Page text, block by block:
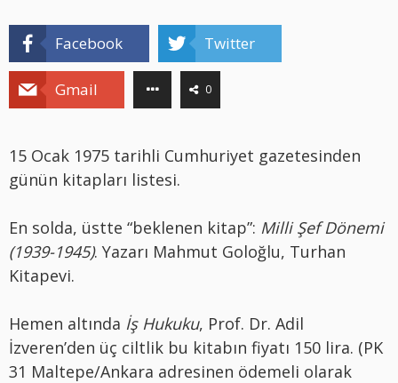
Facebook Twitter
Gmail 0
15 Ocak 1975 tarihli Cumhuriyet gazetesinden
günün kitapları listesi.
En solda, üstte “beklenen kitap”: Milli Şef Dönemi
(1939-1945). Yazarı Mahmut Goloğlu, Turhan
Kitapevi.
Hemen altında İş Hukuku, Prof. Dr. Adil
İzveren’den üç ciltlik bu kitabın fiyatı 150 lira. (PK
31 Maltepe/Ankara adresinen ödemeli olarak